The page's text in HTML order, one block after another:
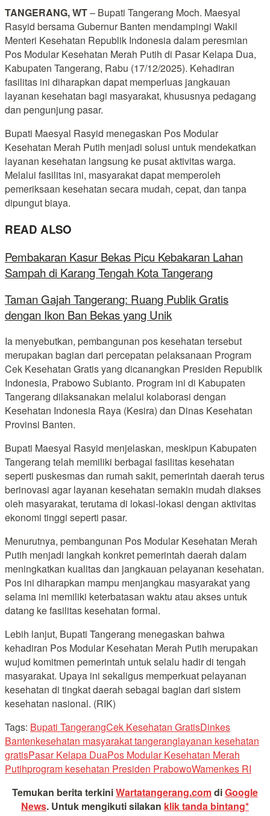
TANGERANG, WT– Bupati Tangerang Moch. Maesyal
Rasyid bersama Gubernur Banten mendampingi Wakil
Menteri Kesehatan Republik Indonesia dalam peresmian
Pos Modular Kesehatan Merah Putih di Pasar Kelapa Dua,
Kabupaten Tangerang, Rabu (17/12/2025). Kehadiran
fasilitas ini diharapkan dapat memperluas jangkauan
layanan kesehatan bagi masyarakat, khususnya pedagang
dan pengunjung pasar.
Bupati Maesyal Rasyid menegaskan Pos Modular
Kesehatan Merah Putih menjadi solusi untuk mendekatkan
layanan kesehatan langsung ke pusat aktivitas warga.
Melalui fasilitas ini, masyarakat dapat memperoleh
pemeriksaan kesehatan secara mudah, cepat, dan tanpa
dipungut biaya.
READ ALSO
Pembakaran Kasur Bekas Picu Kebakaran Lahan
Sampah di Karang Tengah Kota Tangerang
Taman Gajah Tangerang: Ruang Publik Gratis
dengan Ikon Ban Bekas yang Unik
Ia menyebutkan, pembangunan pos kesehatan tersebut
merupakan bagian dari percepatan pelaksanaan Program
Cek Kesehatan Gratis yang dicanangkan Presiden Republik
Indonesia, Prabowo Subianto. Program ini di Kabupaten
Tangerang dilaksanakan melalui kolaborasi dengan
Kesehatan Indonesia Raya (Kesira) dan Dinas Kesehatan
Provinsi Banten.
Bupati Maesyal Rasyid menjelaskan, meskipun Kabupaten
Tangerang telah memiliki berbagai fasilitas kesehatan
seperti puskesmas dan rumah sakit, pemerintah daerah terus
berinovasi agar layanan kesehatan semakin mudah diakses
oleh masyarakat, terutama di lokasi-lokasi dengan aktivitas
ekonomi tinggi seperti pasar.
Menurutnya, pembangunan Pos Modular Kesehatan Merah
Putih menjadi langkah konkret pemerintah daerah dalam
meningkatkan kualitas dan jangkauan pelayanan kesehatan.
Pos ini diharapkan mampu menjangkau masyarakat yang
selama ini memiliki keterbatasan waktu atau akses untuk
datang ke fasilitas kesehatan formal.
Lebih lanjut, Bupati Tangerang menegaskan bahwa
kehadiran Pos Modular Kesehatan Merah Putih merupakan
wujud komitmen pemerintah untuk selalu hadir di tengah
masyarakat. Upaya ini sekaligus memperkuat pelayanan
kesehatan di tingkat daerah sebagai bagian dari sistem
kesehatan nasional. (RIK)
Tags: Bupati TangerangCek Kesehatan GratisDinkes
Bantenkesehatan masyarakat tangeranglayanan kesehatan
gratisPasar Kelapa DuaPos Modular Kesehatan Merah
Putihprogram kesehatan Presiden PrabowoWamenkes RI
Temukan berita terkiniWartatangerang.comdiGoogle
News. Untuk mengikuti silakan klik tanda bintang*